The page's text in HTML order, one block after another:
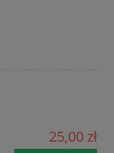
25,00 zł